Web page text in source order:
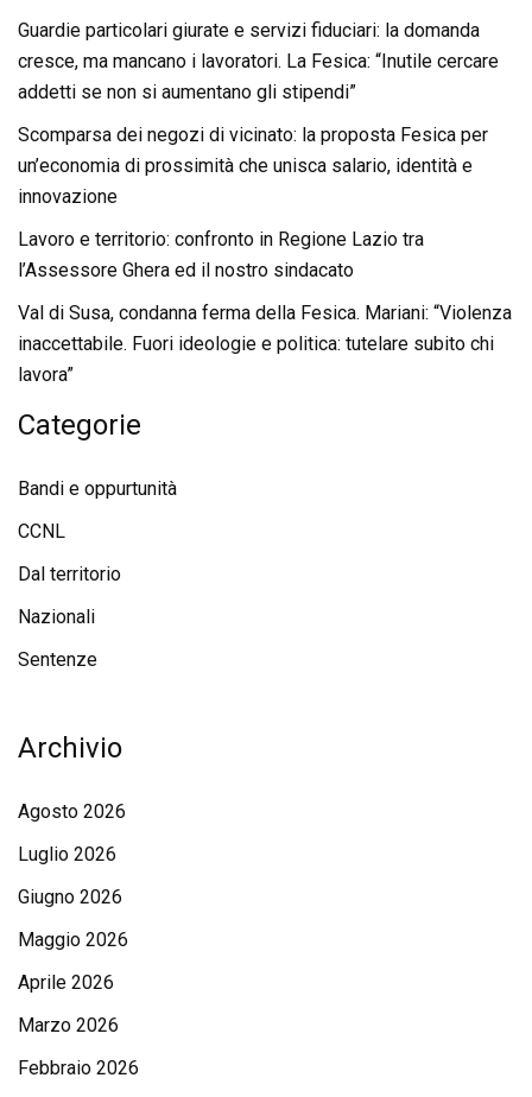
Guardie particolari giurate e servizi fiduciari: la domanda
cresce, ma mancano i lavoratori. La Fesica: “Inutile cercare
addetti se non si aumentano gli stipendi”
Scomparsa dei negozi di vicinato: la proposta Fesica per
un’economia di prossimità che unisca salario, identità e
innovazione
Lavoro e territorio: confronto in Regione Lazio tra
l’Assessore Ghera ed il nostro sindacato
Val di Susa, condanna ferma della Fesica. Mariani: “Violenza
inaccettabile. Fuori ideologie e politica: tutelare subito chi
lavora”
Categorie
Bandi e oppurtunità
CCNL
Dal territorio
Nazionali
Sentenze
Archivio
Agosto 2026
Luglio 2026
Giugno 2026
Maggio 2026
Aprile 2026
Marzo 2026
Febbraio 2026